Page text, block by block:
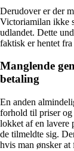
Derudover er der
Victoriamilan ikke
udlandet. Dette
faktisk er hentet
Manglende
betaling
En anden
forhold til priser og
lokket af en lavere
de tilmeldte sig.
hvis man ønsker